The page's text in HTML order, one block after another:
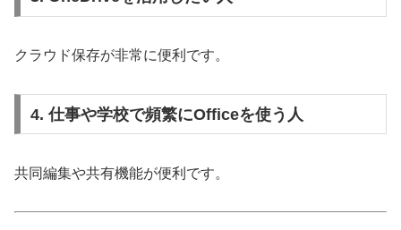
クラウド保存が非常に便利です。
4. 仕事や学校で頻繁にOfficeを使う人
共同編集や共有機能が便利です。